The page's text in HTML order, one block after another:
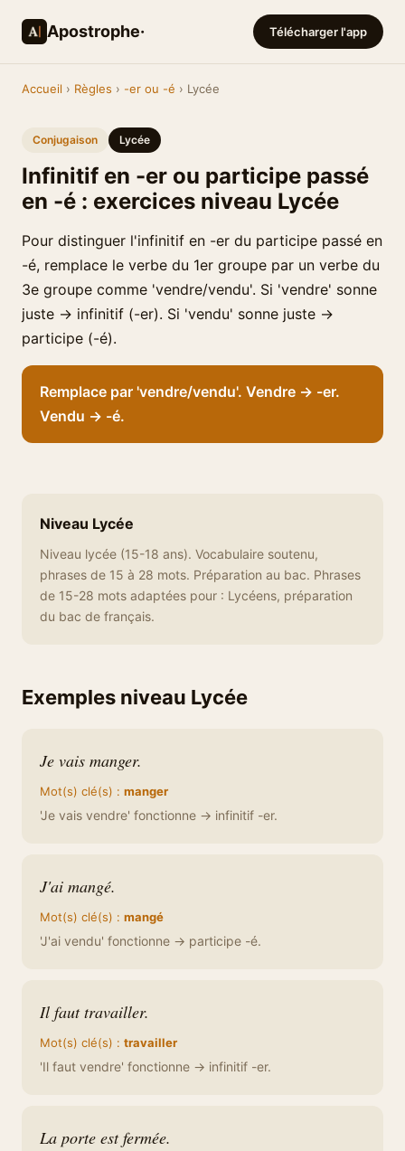
Apostrophe· Télécharger l'app
Accueil › Règles › -er ou -é › Lycée
Conjugaison Lycée
Infinitif en -er ou participe passé
en -é : exercices niveau Lycée
Pour distinguer l'infinitif en -er du participe passé en
-é, remplace le verbe du 1er groupe par un verbe du
3e groupe comme 'vendre/vendu'. Si 'vendre' sonne
juste → infinitif (-er). Si 'vendu' sonne juste →
participe (-é).
Remplace par 'vendre/vendu'. Vendre → -er.
Vendu → -é.
Niveau Lycée
Niveau lycée (15-18 ans). Vocabulaire soutenu,
phrases de 15 à 28 mots. Préparation au bac. Phrases
de 15-28 mots adaptées pour : Lycéens, préparation
du bac de français.
Exemples niveau Lycée
Je vais manger.
Mot(s) clé(s) : manger
'Je vais vendre' fonctionne → infinitif -er.
J'ai mangé.
Mot(s) clé(s) : mangé
'J'ai vendu' fonctionne → participe -é.
Il faut travailler.
Mot(s) clé(s) : travailler
'Il faut vendre' fonctionne → infinitif -er.
La porte est fermée.